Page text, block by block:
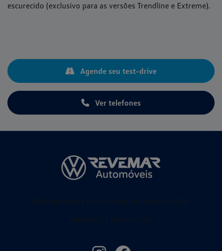
escurecido (exclusivo para as versões Trendline e Extreme).
Ver telefones
Agende seu test-drive